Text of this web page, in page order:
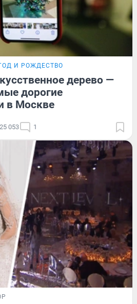
И РОЖДЕСТВО
дерево —
дорогие
в Москве
25 053 1